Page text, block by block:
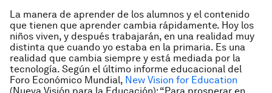
La manera de aprender de los alumnos y el contenido
que tienen que aprender cambia rápidamente. Hoy los
niños viven, y después trabajarán, en una realidad muy
distinta que cuando yo estaba en la primaria. Es una
realidad que cambia siempre y está mediada por la
tecnología. Según el último informe educacional del
Foro Económico Mundial, New Vision for Education